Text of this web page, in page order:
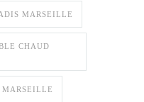
MARSEILLE
CHAUD